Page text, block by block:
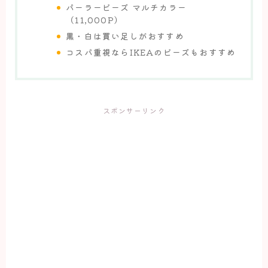
パーラービーズ マルチカラー
（11,000P）
黒・白は買い足しがおすすめ
コスパ重視ならIKEAのビーズもおすすめ
スポンサーリンク